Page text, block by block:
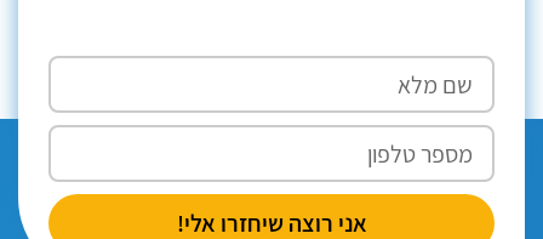
אני רוצה שיחזרו אלי!